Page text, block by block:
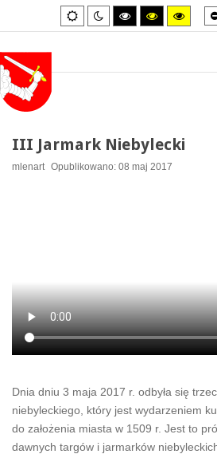
Default
mode
Night
mode
High
contrast
High
contrast
High
III Jarmark Niebylecki
mlenart Opublikowano: 08 maj 2017
Dnia dniu 3 maja 2017 r. odbyła się
niebyleckiego, który jest wydarzeniem
do założenia miasta w 1509 r. Jest to
dawnych targów i jarmarków